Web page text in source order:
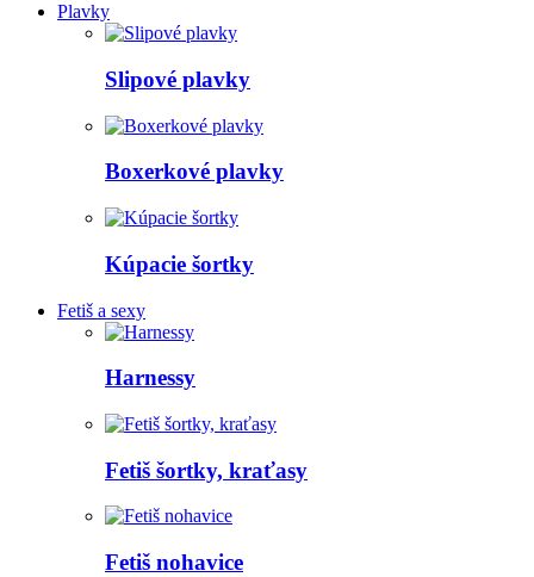
Plavky
Slipové plavky
Boxerkové plavky
Kúpacie šortky
Fetiš a sexy
Harnessy
Fetiš šortky, kraťasy
Fetiš nohavice